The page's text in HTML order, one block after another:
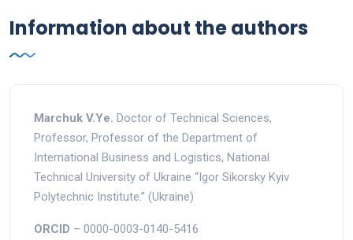
Information about the authors
Marchuk V.Ye. Doctor of Technical Sciences,
Professor, Professor of the Department of
International Business and Logistics, National
Technical University of Ukraine “Igor Sikorsky Kyiv
Polytechnic Institute.” (Ukraine)
ORCID – 0000-0003-0140-5416